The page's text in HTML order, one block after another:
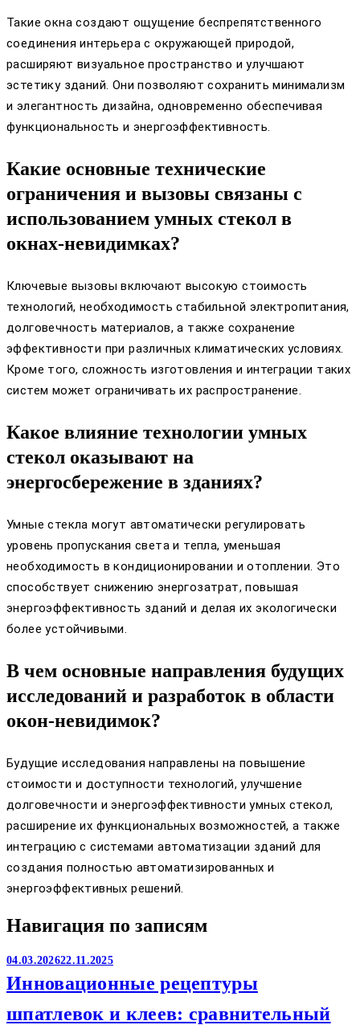
Такие окна создают ощущение беспрепятственного
соединения интерьера с окружающей природой,
расширяют визуальное пространство и улучшают
эстетику зданий. Они позволяют сохранить минимализм
и элегантность дизайна, одновременно обеспечивая
функциональность и энергоэффективность.
Какие основные технические
ограничения и вызовы связаны с
использованием умных стекол в
окнах-невидимках?
Ключевые вызовы включают высокую стоимость
технологий, необходимость стабильной электропитания,
долговечность материалов, а также сохранение
эффективности при различных климатических условиях.
Кроме того, сложность изготовления и интеграции таких
систем может ограничивать их распространение.
Какое влияние технологии умных
стекол оказывают на
энергосбережение в зданиях?
Умные стекла могут автоматически регулировать
уровень пропускания света и тепла, уменьшая
необходимость в кондиционировании и отоплении. Это
способствует снижению энергозатрат, повышая
энергоэффективность зданий и делая их экологически
более устойчивыми.
В чем основные направления будущих
исследований и разработок в области
окон-невидимок?
Будущие исследования направлены на повышение
стоимости и доступности технологий, улучшение
долговечности и энергоэффективности умных стекол,
расширение их функциональных возможностей, а также
интеграцию с системами автоматизации зданий для
создания полностью автоматизированных и
энергоэффективных решений.
Навигация по записям
04.03.202622.11.2025
Инновационные рецептуры
шпатлевок и клеев: сравнительный